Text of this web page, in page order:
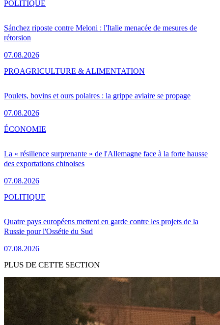
Sánchez riposte contre Meloni : l'Italie menacée de mesures de
rétorsion
07.08.2026
POLITIQUE
Poulets, bovins et ours polaires : la grippe aviaire se propage
07.08.2026
PROAGRICULTURE & ALIMENTATION
La « résilience surprenante » de l'Allemagne face à la forte hausse
des exportations chinoises
07.08.2026
ÉCONOMIE
Quatre pays européens mettent en garde contre les projets de la
Russie pour l'Ossétie du Sud
07.08.2026
POLITIQUE
PLUS DE CETTE SECTION